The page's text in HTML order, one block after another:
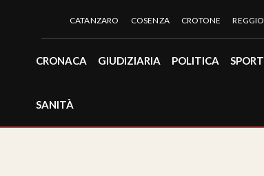
CATANZARO COSENZA CROTONE REGGIO
CRONACA GIUDIZIARIA POLITICA SPORT
SANITÀ